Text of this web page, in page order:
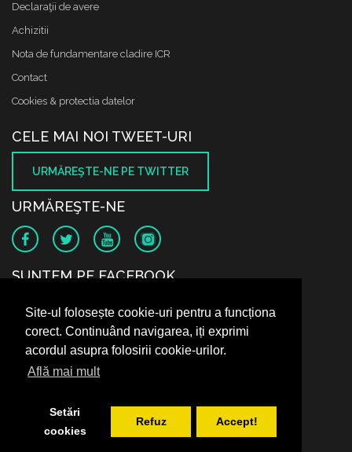
Site-ul folosește cookie-uri pentru a funcționa
corect. Continuând navigarea, iți exprimi
acordul asupra folosirii cookie-urilor.
Află mai mult
Setări
cookies
Refuz Accept!
Declaraţii de avere
Achizitii
Nota de fundamentare cladire ICR
Contact
Cookies & protectia datelor
CELE MAI NOI TWEET-URI
URMĂREŞTE-NE PE TWITTER
URMĂREŞTE-NE
SUNTEM PE FACEBOOK